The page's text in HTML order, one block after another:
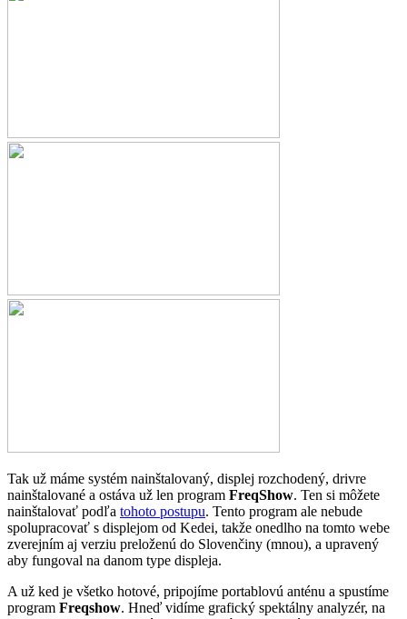
Tak už máme systém nainštalovaný, displej rozchodený, drivre
nainštalované a ostáva už len program FreqShow. Ten si môžete
nainštalovať podľa tohoto postupu. Tento program ale nebude
spolupracovať s displejom od Kedei, takže onedlho na tomto webe
zverejním aj verziu preloženú do Slovenčiny (mnou), a upravený
aby fungoval na danom type displeja.
A už ked je všetko hotové, pripojíme portablovú anténu a spustíme
program Freqshow. Hneď vidíme grafický spektálny analyzér, na